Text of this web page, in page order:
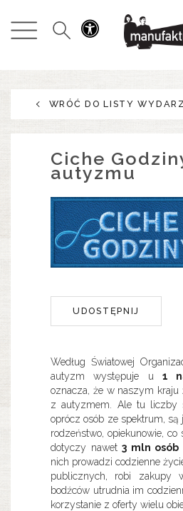
WYDARZENIA
PROMOCJE
PLAN
WRÓĆ DO LISTY
Ciche
autyzmu
UDOSTĘPNIJ
Według Światowej
autyzm występuje u 1
oznacza, że w naszym
z autyzmem. Ale tu liczby
oprócz osób ze spektrum, są
rodzeństwo, opiekunowie,
dotyczy nawet 3 mln osób
nich prowadzi codzienne
publicznych, robi zakupy
bodźców utrudnia im
korzystanie z oferty wielu